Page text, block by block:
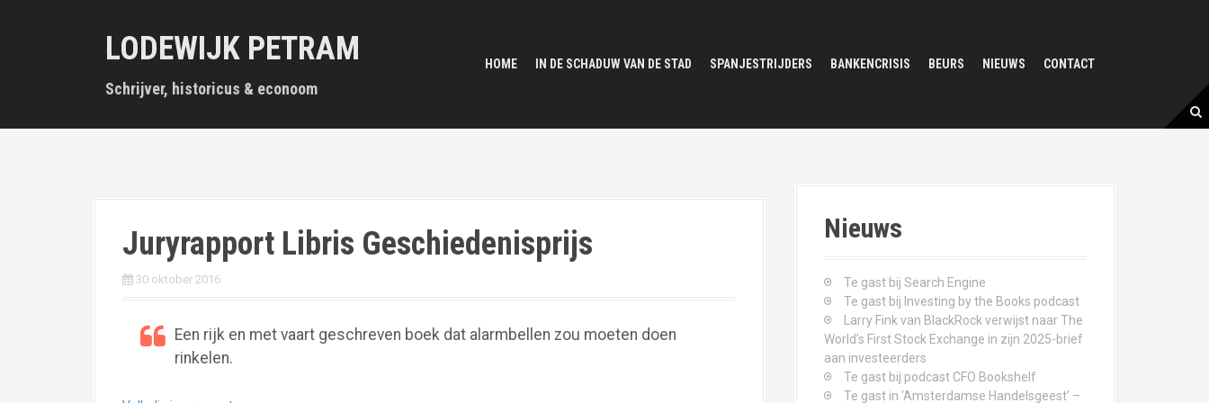
LODEWIJK PETRAM
Schrijver, historicus & econoom
HOME IN DE SCHADUW VAN DE STAD SPANJESTRIJDERS BANKENCRISIS BEURS NIEUWS CONTACT
Juryrapport Libris Geschiedenisprijs
30 oktober 2016
Een rijk en met vaart geschreven boek dat alarmbellen zou moeten doen
rinkelen.
Nieuws
Te gast bij Search Engine
Te gast bij Investing by the Books podcast
Larry Fink van BlackRock verwijst naar The
World’s First Stock Exchange in zijn 2025-brief
aan investeerders
Te gast bij podcast CFO Bookshelf
Te gast in ‘Amsterdamse Handelsgeest’ –